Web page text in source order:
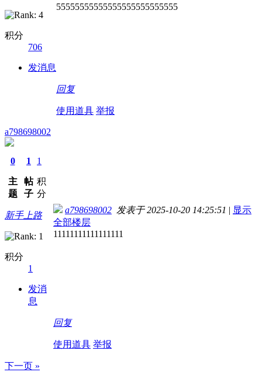
积分
706
发消息
55555555555555555555555555
回复
使用道具 举报
a798698002
0
主
题
1
帖
子
1
积
分
新手上路
积分
1
发消
息
a798698002 发表于 2025-10-20 14:25:51 | 显示
全部楼层
11111111111111111
回复
使用道具 举报
下一页 »